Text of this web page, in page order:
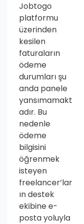
Jobtogo
platformu
üzerinden
kesilen
faturaların
ödeme
durumları şu
anda panele
yansımamakt
adır. Bu
nedenle
ödeme
bilgisini
öğrenmek
isteyen
freelancer’lar
ın destek
ekibine e-
posta yoluyla